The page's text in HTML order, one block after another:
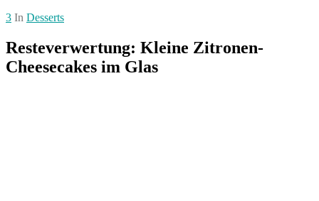
3 In Desserts
Resteverwertung: Kleine Zitronen-
Cheesecakes im Glas